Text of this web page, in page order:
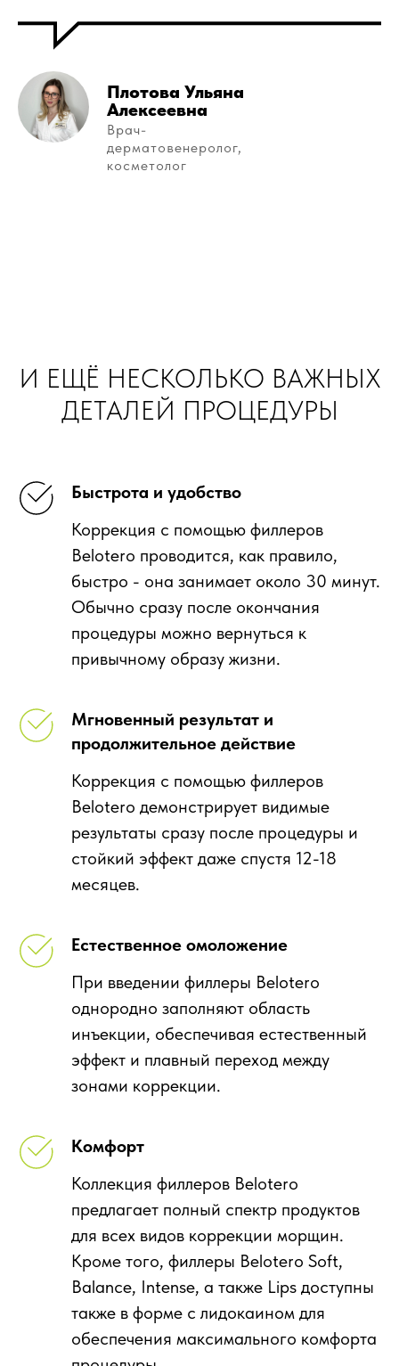
Плотова Ульяна
Алексеевна
Врач-
дерматовенеролог,
косметолог
И ЕЩЁ НЕСКОЛЬКО ВАЖНЫХ
ДЕТАЛЕЙ ПРОЦЕДУРЫ
Быстрота и удобство
Коррекция с помощью филлеров
Belotero проводится, как правило,
быстро - она занимает около 30 минут.
Обычно сразу после окончания
процедуры можно вернуться к
привычному образу жизни.
Мгновенный результат и
продолжительное действие
Коррекция с помощью филлеров
Belotero демонстрирует видимые
результаты сразу после процедуры и
стойкий эффект даже спустя 12-18
месяцев.
Естественное омоложение
При введении филлеры Belotero
однородно заполняют область
инъекции, обеспечивая естественный
эффект и плавный переход между
зонами коррекции.
Комфорт
Коллекция филлеров Belotero
предлагает полный спектр продуктов
для всех видов коррекции морщин.
Кроме того, филлеры Belotero Soft,
Balance, Intense, а также Lips доступны
также в форме с лидокаином для
обеспечения максимального комфорта